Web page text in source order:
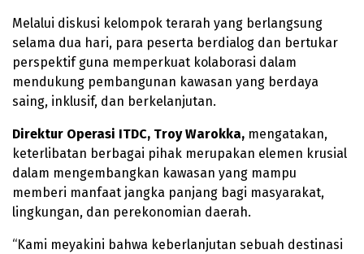
Melalui diskusi kelompok terarah yang berlangsung
selama dua hari, para peserta berdialog dan bertukar
perspektif guna memperkuat kolaborasi dalam
mendukung pembangunan kawasan yang berdaya
saing, inklusif, dan berkelanjutan.
Direktur Operasi ITDC, Troy Warokka, mengatakan,
keterlibatan berbagai pihak merupakan elemen krusial
dalam mengembangkan kawasan yang mampu
memberi manfaat jangka panjang bagi masyarakat,
lingkungan, dan perekonomian daerah.
“Kami meyakini bahwa keberlanjutan sebuah destinasi